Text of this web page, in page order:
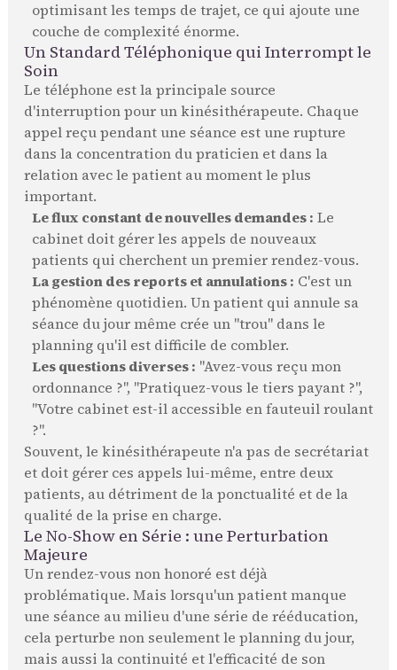
optimisant les temps de trajet, ce qui ajoute une
couche de complexité énorme.
Un Standard Téléphonique qui Interrompt le
Soin
Le téléphone est la principale source
d'interruption pour un kinésithérapeute. Chaque
appel reçu pendant une séance est une rupture
dans la concentration du praticien et dans la
relation avec le patient au moment le plus
important.
Le flux constant de nouvelles demandes : Le
cabinet doit gérer les appels de nouveaux
patients qui cherchent un premier rendez-vous.
La gestion des reports et annulations : C'est un
phénomène quotidien. Un patient qui annule sa
séance du jour même crée un "trou" dans le
planning qu'il est difficile de combler.
Les questions diverses : "Avez-vous reçu mon
ordonnance ?", "Pratiquez-vous le tiers payant ?",
"Votre cabinet est-il accessible en fauteuil roulant
?".
Souvent, le kinésithérapeute n'a pas de secrétariat
et doit gérer ces appels lui-même, entre deux
patients, au détriment de la ponctualité et de la
qualité de la prise en charge.
Le No-Show en Série : une Perturbation
Majeure
Un rendez-vous non honoré est déjà
problématique. Mais lorsqu'un patient manque
une séance au milieu d'une série de rééducation,
cela perturbe non seulement le planning du jour,
mais aussi la continuité et l'efficacité de son